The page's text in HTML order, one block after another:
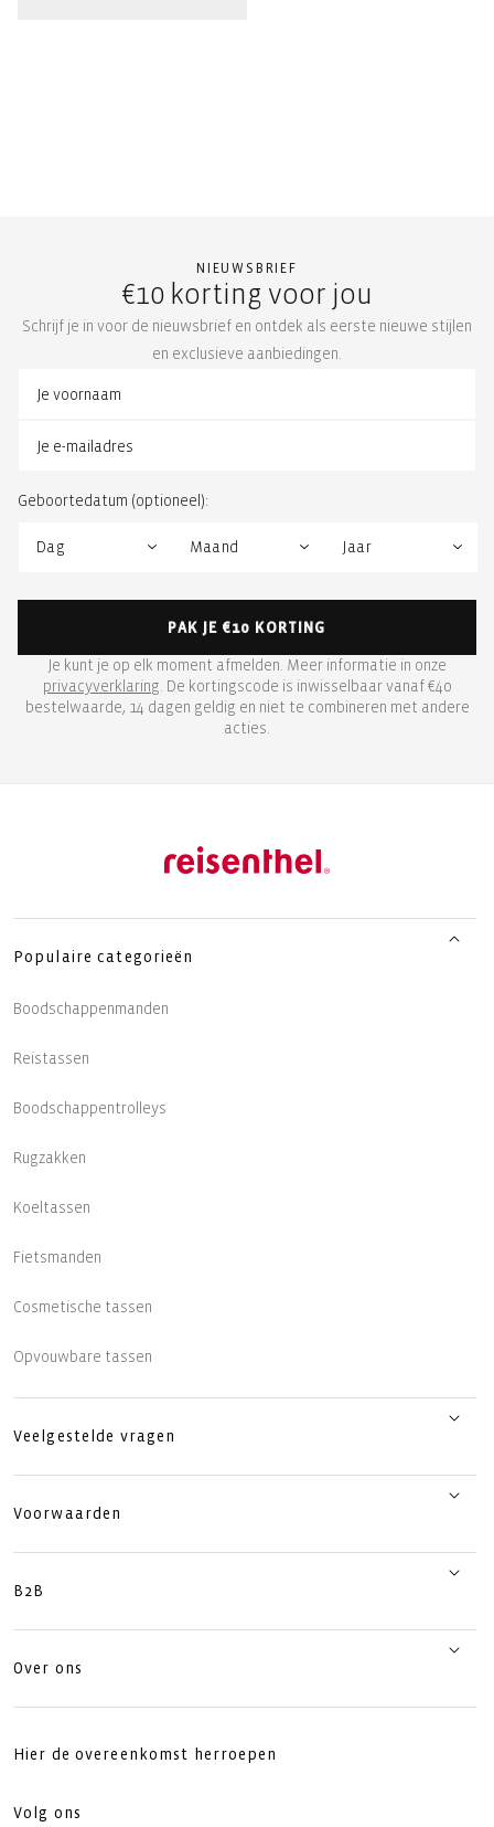
NIEUWSBRIEF
€10 korting voor jou
Schrijf je in voor de nieuwsbrief en ontdek als eerste nieuwe stijlen
en exclusieve aanbiedingen.
Geboortedatum (optioneel):
PAK JE €10 KORTING
Je kunt je op elk moment afmelden. Meer informatie in onze
privacyverklaring. De kortingscode is inwisselbaar vanaf €40
bestelwaarde, 14 dagen geldig en niet te combineren met andere
acties.
Populaire categorieën
Boodschappenmanden
Reistassen
Boodschappentrolleys
Rugzakken
Koeltassen
Fietsmanden
Cosmetische tassen
Opvouwbare tassen
Veelgestelde vragen
Voorwaarden
B2B
Over ons
Hier de overeenkomst herroepen
Volg ons